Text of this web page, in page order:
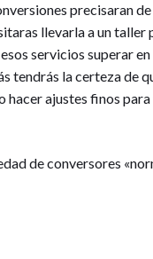
precisaran
llevarla a un taller
servicios superar
tendrás la certeza de
hacer ajustes finos para
de conversores